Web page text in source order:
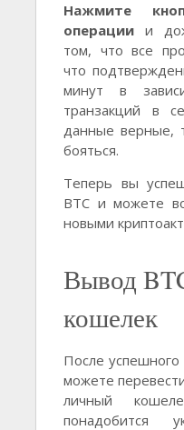
Нажмите
операции и
том, что все
что
минут в
транзакций в
данные верные,
бояться.
Теперь вы
BTC и можете
новыми
Вывод
кошелек
После
можете
личный
понадобится